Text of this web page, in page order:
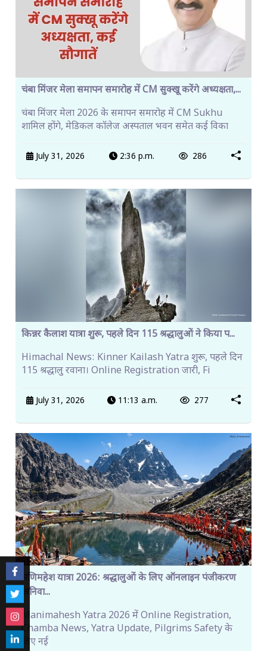
चंबा मिंजर मेला समापन समारोह में CM सुक्खू करेंगे अध्यक्षता,...
चंबा मिंजर मेला 2026 के समापन समारोह में CM Sukhu
शामिल होंगे, मेडिकल कॉलेज अस्पताल भवन समेत कई विका
July 31, 2026 2:36 p.m. 286
किन्नर कैलाश यात्रा शुरू, पहले दिन 115 श्रद्धालुओं ने किया प...
Himachal News: Kinner Kailash Yatra शुरू, पहले दिन
115 श्रद्धालु रवाना। Online Registration जारी, Fi
July 31, 2026 11:13 a.m. 277
मणिमहेश यात्रा 2026: श्रद्धालुओं के लिए ऑनलाइन पंजीकरण
अनिवा...
Manimahesh Yatra 2026 में Online Registration,
Chamba News, Yatra Update, Pilgrims Safety के
लिए नई